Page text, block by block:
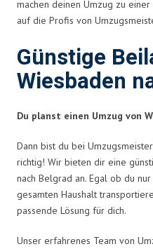
machen deinen Umzug zu
auf die Profis von
Günstige
Wiesbaden
Du planst einen Umzug von
Dann bist du bei
richtig! Wir bieten dir eine
nach Belgrad an. Egal ob du
gesamten Haushalt
passende Lösung für dich.
Unser erfahrenes Team von